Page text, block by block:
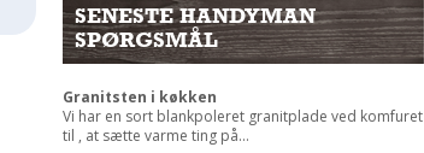
SENESTE HANDYMAN
SPØRGSMÅL
Granitsten i køkken
Vi har en sort blankpoleret granitplade ved komfuret
til , at sætte varme ting på...